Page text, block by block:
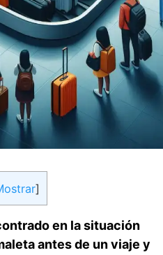
]
en la ‍situación
antes de un viaje ⁣y